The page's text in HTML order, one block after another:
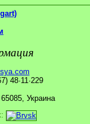
48·11·229
Украина